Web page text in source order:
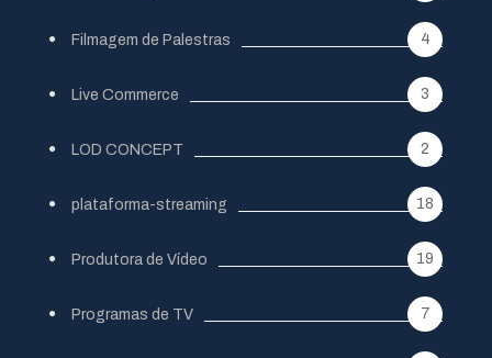
Filmagem de Palestras 4
Live Commerce 3
LOD CONCEPT 2
plataforma-streaming 18
Produtora de Vídeo 19
Programas de TV 7